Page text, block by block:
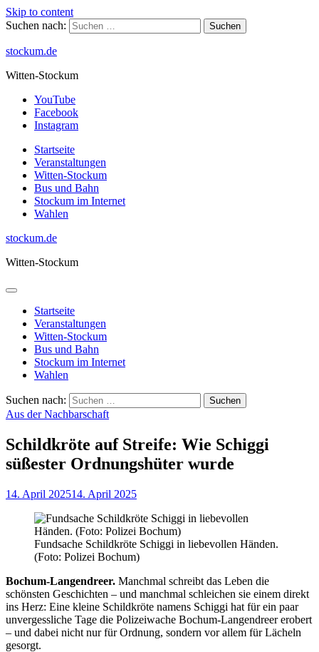
Skip to content
Suchen nach:
stockum.de
Witten-Stockum
YouTube
Facebook
Instagram
Startseite
Veranstaltungen
Witten-Stockum
Bus und Bahn
Stockum im Internet
Wahlen
stockum.de
Witten-Stockum
Startseite
Veranstaltungen
Witten-Stockum
Bus und Bahn
Stockum im Internet
Wahlen
Suchen nach:
Aus der Nachbarschaft
Schildkröte auf Streife: Wie Schiggi
süßester Ordnungshüter wurde
14. April 202514. April 2025
Fundsache Schildkröte Schiggi in liebevollen Händen.
(Foto: Polizei Bochum)
Bochum-Langendreer. Manchmal schreibt das Leben die
schönsten Geschichten – und manchmal schleichen sie einem direkt
ins Herz: Eine kleine Schildkröte namens Schiggi hat für ein paar
unvergessliche Tage die Polizeiwache Bochum-Langendreer erobert
– und dabei nicht nur für Ordnung, sondern vor allem für Lächeln
gesorgt.